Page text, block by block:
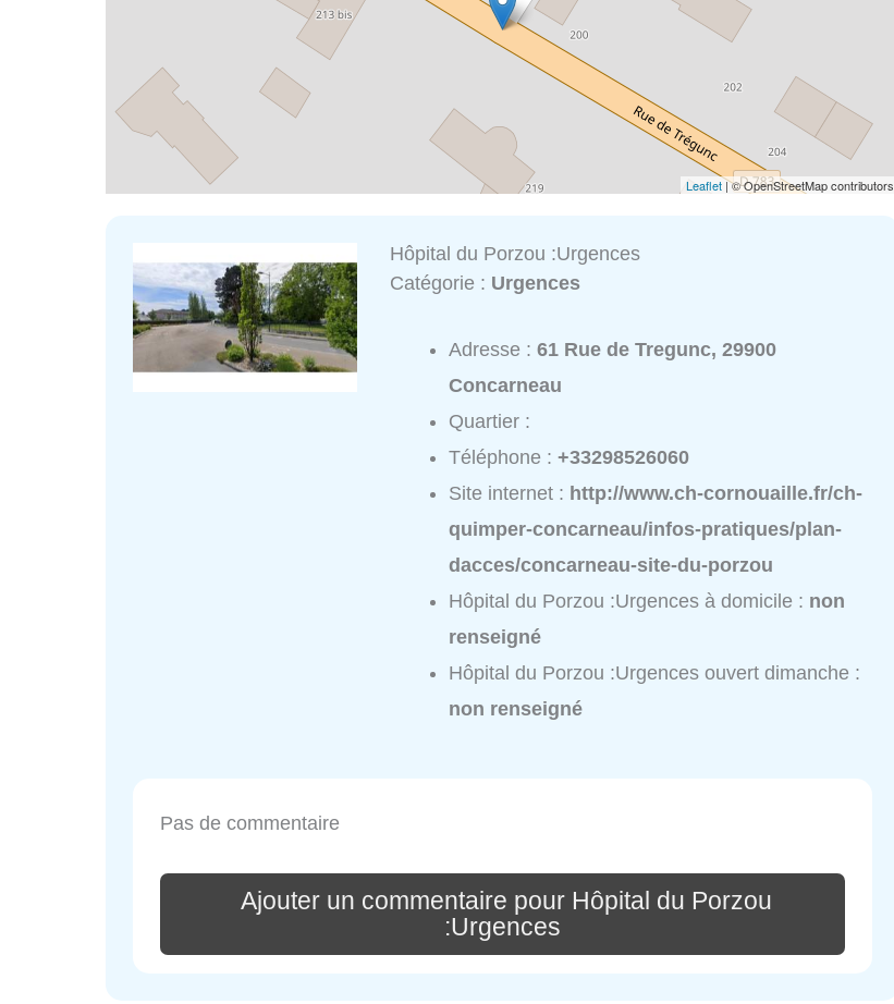
Leaflet| © OpenStreetMap contributors
Hôpital du Porzou :Urgences
Catégorie : Urgences
Adresse :61 Rue de Tregunc, 29900
Concarneau
Quartier :
Téléphone :+33298526060
Site internet : http://www.ch-cornouaille.fr/ch-
quimper-concarneau/infos-pratiques/plan-
dacces/concarneau-site-du-porzou
Hôpital du Porzou :Urgences à domicile : non
renseigné
Hôpital du Porzou :Urgences ouvert dimanche :
non renseigné
Pas de commentaire
Ajouter un commentaire pour Hôpital du Porzou
:Urgences